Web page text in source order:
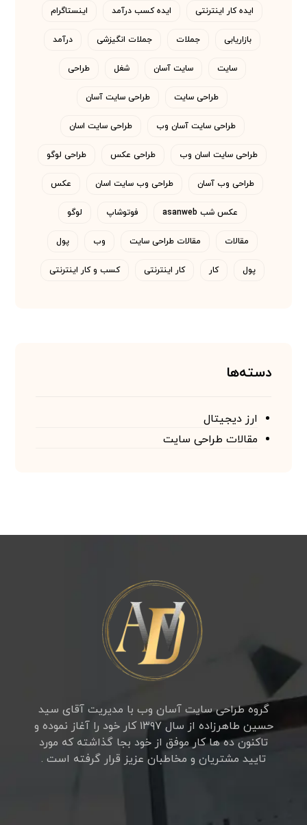
ایده کار اینترنتی ایده کسب درآمد اینستاگرام
بازاریابی جملات جملات انگیزشی درآمد
سایت سایت آسان شغل طراحی
طراحی سایت طراحی سایت آسان
طراحی سایت آسان وب طراحی سایت اسان
طراحی سایت اسان وب طراحی عکس طراحی لوگو
طراحی وب آسان طراحی وب سایت اسان عکس
عکس شب asanweb فوتوشاپ لوگو
مقالات مقالات طراحی سایت وب پول
پول کار کار اینترنتی کسب و کار اینترنتی
دسته‌ها
ارز دیجیتال
مقالات طراحی سایت
گروه طراحی سایت آسان وب با مدیریت آقای سید
حسین طاهرزاده از سال ۱۳۹۷ کار خود را آغاز نموده و
تاکنون ده ها کار موفق از خود بجا گذاشته که مورد
تایید مشتریان و مخاطبان عزیز قرار گرفته است .